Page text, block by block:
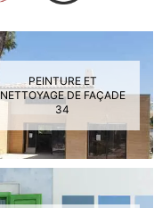
PEINTURE ET
NETTOYAGE DE FAÇADE
34